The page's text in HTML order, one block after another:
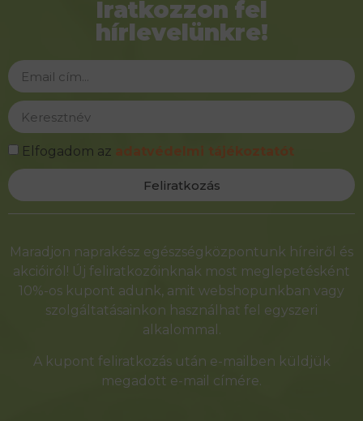
Iratkozzon fel
hírlevelünkre!
Elfogadom az adatvédelmi tájékoztatót
Feliratkozás
Alternative:
Maradjon naprakész egészségközpontunk híreiről és
akcióiról! Új feliratkozóinknak most meglepetésként
10%-os kupont adunk, amit webshopunkban vagy
szolgáltatásainkon használhat fel egyszeri
alkalommal.
A kupont feliratkozás után e-mailben küldjük
megadott e-mail címére.